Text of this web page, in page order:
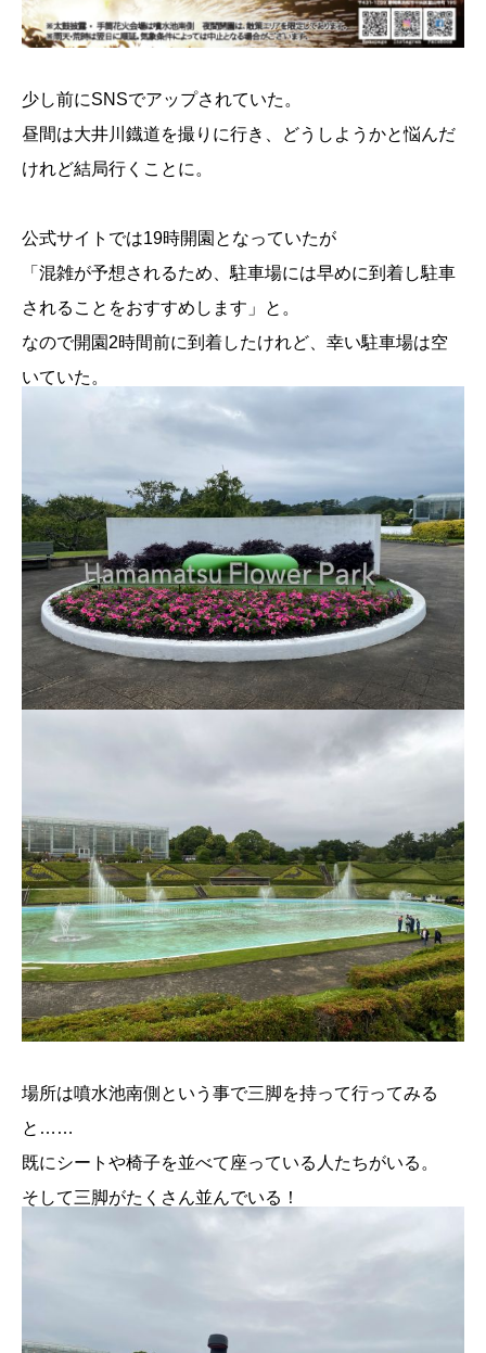
少し前にSNSでアップされていた。
昼間は大井川鐡道を撮りに行き、どうしようかと悩んだ
けれど結局行くことに。
公式サイトでは19時開園となっていたが
「混雑が予想されるため、駐車場には早めに到着し駐車
されることをおすすめします」と。
なので開園2時間前に到着したけれど、幸い駐車場は空
いていた。
場所は噴水池南側という事で三脚を持って行ってみる
と……
既にシートや椅子を並べて座っている人たちがいる。
そして三脚がたくさん並んでいる！